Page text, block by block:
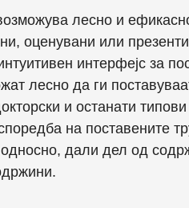
лесно и
оценувани или
интерфејс за
лесно да ги
и останати
на поставените
дали дел од